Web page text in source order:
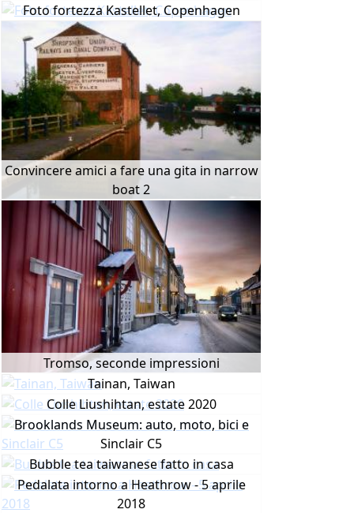
Foto fortezza Kastellet, Copenhagen
Convincere amici a fare una gita in narrow
boat 2
Tromso, seconde impressioni
Tainan, Taiwan
Colle Liushihtan, estate 2020
Brooklands Museum: auto, moto, bici e
Sinclair C5
Bubble tea taiwanese fatto in casa
Pedalata intorno a Heathrow - 5 aprile
2018